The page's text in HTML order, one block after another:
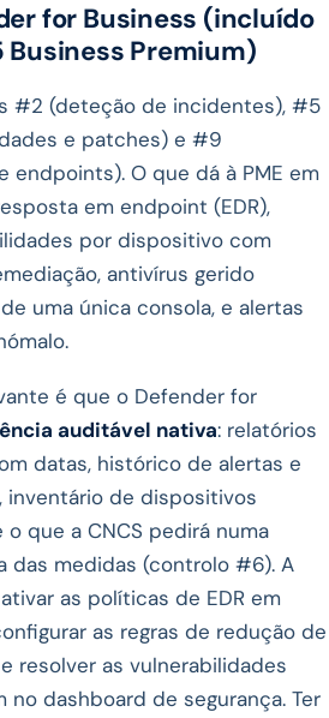
for Business (incluído
Premium)
#2 (deteção de incidentes), #5
e patches) e #9
endpoints). O que dá à PME em
em endpoint (EDR),
por dispositivo com
antivírus gerido
uma única consola, e alertas
é que o Defender for
auditável nativa: relatórios
datas, histórico de alertas e
inventário de dispositivos
que a CNCS pedirá numa
das medidas (controlo #6). A
as políticas de EDR em
as regras de redução de
resolver as vulnerabilidades
dashboard de segurança. Ter